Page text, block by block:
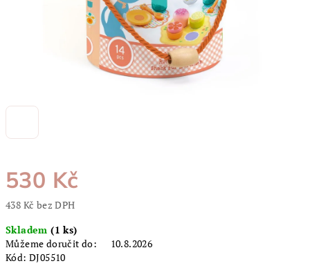
530 Kč
438 Kč bez DPH
cena:
Skladem(1 ks)
Můžeme doručit do:
10.8.2026
Kód: DJ05510